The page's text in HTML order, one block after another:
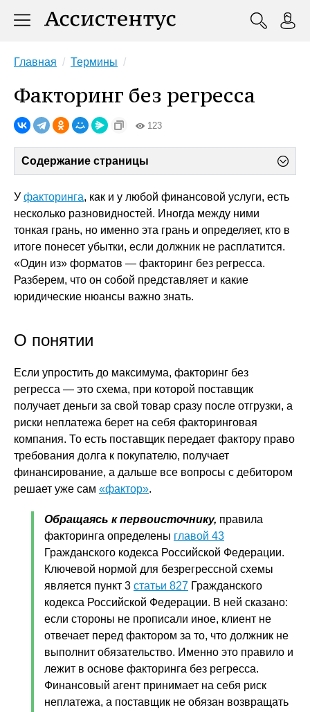
Главная Термины
Факторинг без регресса
123
Содержание страницы
У факторинга, как и у любой финансовой услуги, есть
несколько разновидностей. Иногда между ними
тонкая грань, но именно эта грань и определяет, кто в
итоге понесет убытки, если должник не расплатится.
«Один из» форматов — факторинг без регресса.
Разберем, что он собой представляет и какие
юридические нюансы важно знать.
О понятии
Если упростить до максимума, факторинг без
регресса — это схема, при которой поставщик
получает деньги за свой товар сразу после отгрузки, а
риски неплатежа берет на себя факторинговая
компания. То есть поставщик передает фактору право
требования долга к покупателю, получает
финансирование, а дальше все вопросы с дебитором
решает уже сам «фактор».
Обращаясь к первоисточнику, правила
факторинга определены главой 43
Гражданского кодекса Российской Федерации.
Ключевой нормой для безрегрессной схемы
является пункт 3 статьи 827 Гражданского
кодекса Российской Федерации. В ней сказано:
если стороны не прописали иное, клиент не
отвечает перед фактором за то, что должник не
выполнит обязательство. Именно это правило и
лежит в основе факторинга без регресса.
Финансовый агент принимает на себя риск
неплатежа, а поставщик не обязан возвращать